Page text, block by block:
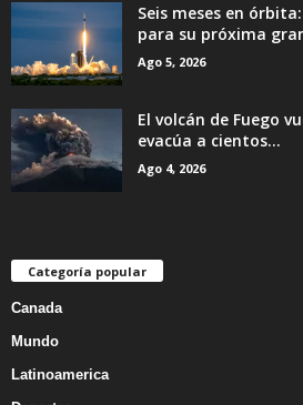
Seis meses en
para su próxima
Ago 5, 2026
El volcán de Fuego
evacúa a cientos...
Ago 4, 2026
Categoría popular
Canada
Mundo
Latinoamerica